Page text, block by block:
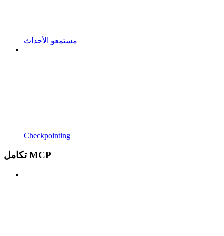
مستمعو الأحداث
Checkpointing
تكامل MCP